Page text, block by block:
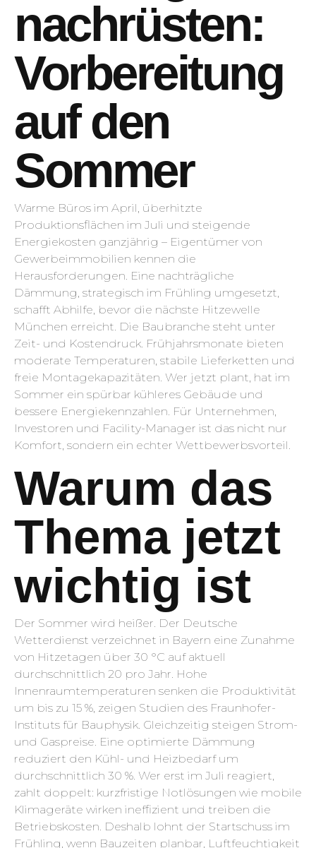
nachrüsten:
Vorbereitung
auf den
Sommer
Warme Büros im April, überhitzte
Produktionsflächen im Juli und steigende
Energiekosten ganzjährig – Eigentümer von
Gewerbeimmobilien kennen die
Herausforderungen. Eine nachträgliche
Dämmung, strategisch im Frühling umgesetzt,
schafft Abhilfe, bevor die nächste Hitzewelle
München erreicht. Die Baubranche steht unter
Zeit- und Kostendruck. Frühjahrsmonate bieten
moderate Temperaturen, stabile Lieferketten und
freie Montagekapazitäten. Wer jetzt plant, hat im
Sommer ein spürbar kühleres Gebäude und
bessere Energiekennzahlen. Für Unternehmen,
Investoren und Facility-Manager ist das nicht nur
Komfort, sondern ein echter Wettbewerbsvorteil.
Warum das
Thema jetzt
wichtig ist
Der Sommer wird heißer. Der Deutsche
Wetterdienst verzeichnet in Bayern eine Zunahme
von Hitzetagen über 30 °C auf aktuell
durchschnittlich 20 pro Jahr. Hohe
Innenraumtemperaturen senken die Produktivität
um bis zu 15 %, zeigen Studien des Fraunhofer-
Instituts für Bauphysik. Gleichzeitig steigen Strom-
und Gaspreise. Eine optimierte Dämmung
reduziert den Kühl- und Heizbedarf um
durchschnittlich 30 %. Wer erst im Juli reagiert,
zahlt doppelt: kurzfristige Notlösungen wie mobile
Klimageräte wirken ineffizient und treiben die
Betriebskosten. Deshalb lohnt der Startschuss im
Frühling, wenn Bauzeiten planbar, Luftfeuchtigkeit